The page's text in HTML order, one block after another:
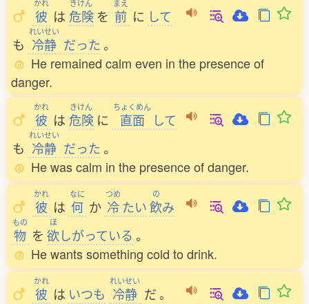
かれ
彼 は
きけん
危険 を
まえ
前 に して
も
れいせい
冷静 だった。
He remained calm even in the presence of
danger.
かれ
彼 は
きけん
危険 に
ちょくめん
直面
して
も
れいせい
冷静 だった。
He was calm in the presence of danger.
かれ
彼 は
なに
何 か
つめ
冷たい
の
飲み
もの
物 を
ほ
欲しがっている 。
He wants something cold to drink.
かれ
彼 は いつも
れいせい
冷静 だ。